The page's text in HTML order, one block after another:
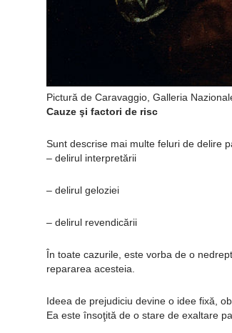
Pictură de Caravaggio, Galleria
Cauze şi factori de risc
Sunt descrise mai multe feluri de delire
– delirul interpretării
– delirul geloziei
– delirul revendicării
În toate cazurile, este vorba de o
repararea acesteia.
Ideea de prejudiciu devine o idee fixă,
Ea este însoţită de o stare de exaltare